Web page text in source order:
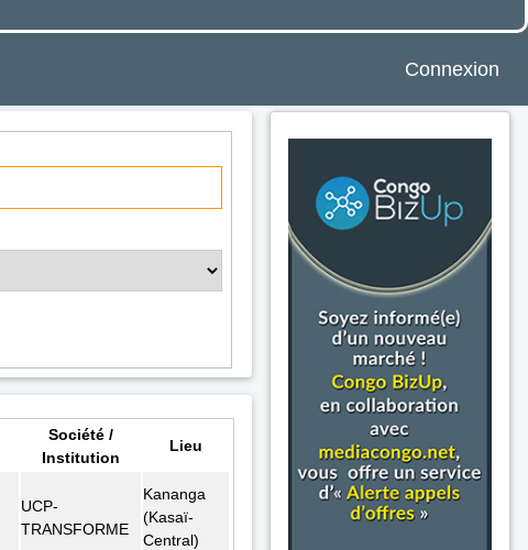
Connexion
Société /
Institution
Lieu
UCP-
TRANSFORME
Kananga
(Kasaï-
Central)